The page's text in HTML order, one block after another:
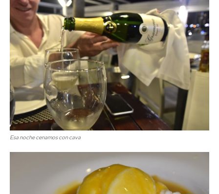
Esa noche cenamos con cava